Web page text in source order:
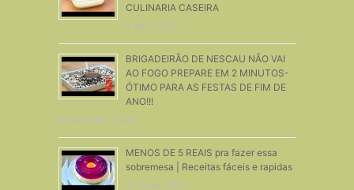
CULINARIA CASEIRA
2 Abril, 2021
BRIGADEIRÃO DE NESCAU NÃO VAI
AO FOGO PREPARE EM 2 MINUTOS-
ÓTIMO PARA AS FESTAS DE FIM DE
ANO!!!
9 Dezembro, 2020
MENOS DE 5 REAIS pra fazer essa
sobremesa | Receitas fáceis e rapidas
31 Julho, 2020